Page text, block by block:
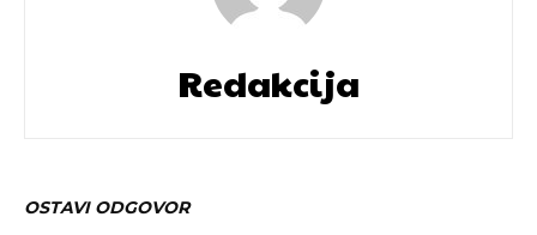
Redakcija
OSTAVI ODGOVOR